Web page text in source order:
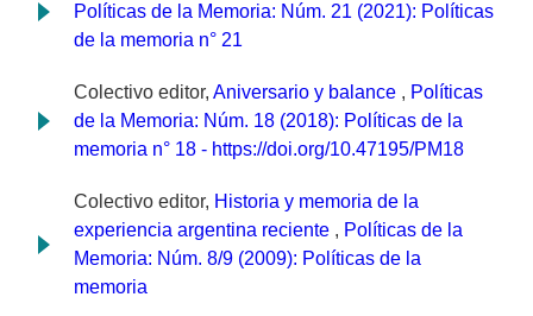
Políticas de la Memoria: Núm. 21 (2021): Políticas
de la memoria n° 21
Colectivo editor, Aniversario y balance , Políticas
de la Memoria: Núm. 18 (2018): Políticas de la
memoria n° 18 - https://doi.org/10.47195/PM18
Colectivo editor, Historia y memoria de la
experiencia argentina reciente , Políticas de la
Memoria: Núm. 8/9 (2009): Políticas de la
memoria